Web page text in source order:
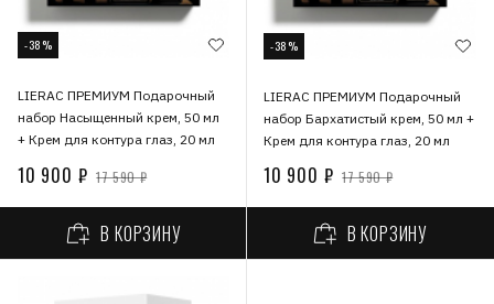
-38%
LIERAC ПРЕМИУМ Подарочный
набор Насыщенный крем, 50 мл
+ Крем для контура глаз, 20 мл
10 900 ₽ 17 590 ₽
В КОРЗИНУ
-38%
LIERAC ПРЕМИУМ Подарочный
набор Бархатистый крем, 50 мл +
Крем для контура глаз, 20 мл
10 900 ₽ 17 590 ₽
В КОРЗИНУ